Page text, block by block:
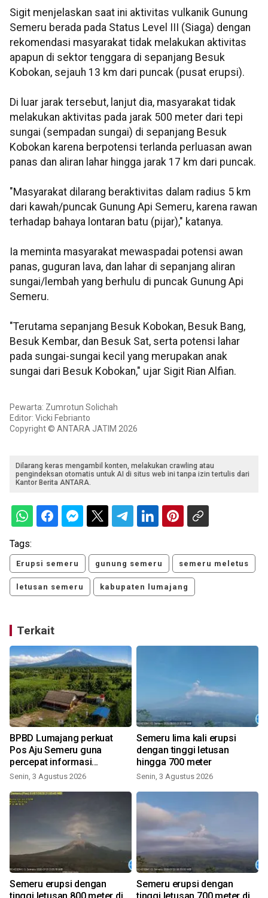
Sigit menjelaskan saat ini aktivitas vulkanik Gunung
Semeru berada pada Status Level III (Siaga) dengan
rekomendasi masyarakat tidak melakukan aktivitas
apapun di sektor tenggara di sepanjang Besuk
Kobokan, sejauh 13 km dari puncak (pusat erupsi).
Di luar jarak tersebut, lanjut dia, masyarakat tidak
melakukan aktivitas pada jarak 500 meter dari tepi
sungai (sempadan sungai) di sepanjang Besuk
Kobokan karena berpotensi terlanda perluasan awan
panas dan aliran lahar hingga jarak 17 km dari puncak.
"Masyarakat dilarang beraktivitas dalam radius 5 km
dari kawah/puncak Gunung Api Semeru, karena rawan
terhadap bahaya lontaran batu (pijar)," katanya.
Ia meminta masyarakat mewaspadai potensi awan
panas, guguran lava, dan lahar di sepanjang aliran
sungai/lembah yang berhulu di puncak Gunung Api
Semeru.
"Terutama sepanjang Besuk Kobokan, Besuk Bang,
Besuk Kembar, dan Besuk Sat, serta potensi lahar
pada sungai-sungai kecil yang merupakan anak
sungai dari Besuk Kobokan," ujar Sigit Rian Alfian.
Pewarta: Zumrotun Solichah
Editor: Vicki Febrianto
Copyright © ANTARA JATIM 2026
Dilarang keras mengambil konten, melakukan crawling atau
pengindeksan otomatis untuk AI di situs web ini tanpa izin tertulis dari
Kantor Berita ANTARA.
Tags:
Erupsi semeru gunung semeru semeru meletus
letusan semeru kabupaten lumajang
Terkait
BPBD Lumajang perkuat
Pos Aju Semeru guna
percepat informasi
kebencanaan
Senin, 3 Agustus 2026
Semeru lima kali erupsi
dengan tinggi letusan
hingga 700 meter
Senin, 3 Agustus 2026
Semeru erupsi dengan
Semeru erupsi dengan